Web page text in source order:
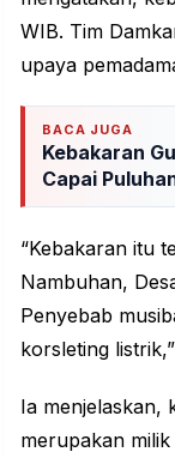
WIB. Tim
upaya
BACA JUGA
Kebakaran
Capai
“Kebakaran itu
Nambuhan,
Penyebab
korsleting
Ia menjelaskan,
merupakan